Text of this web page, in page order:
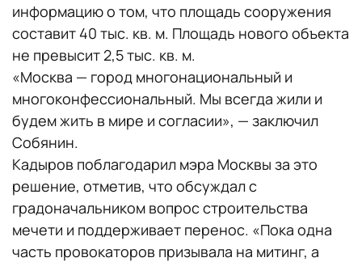
информацию о том, что площадь сооружения
составит 40 тыс. кв. м. Площадь нового объекта
не превысит 2,5 тыс. кв. м.
«Москва — город многонациональный и
многоконфессиональный. Мы всегда жили и
будем жить в мире и согласии», — заключил
Собянин.
Кадыров поблагодарил мэра Москвы за это
решение, отметив, что обсуждал с
градоначальником вопрос строительства
мечети и поддерживает перенос. «Пока одна
часть провокаторов призывала на митинг, а